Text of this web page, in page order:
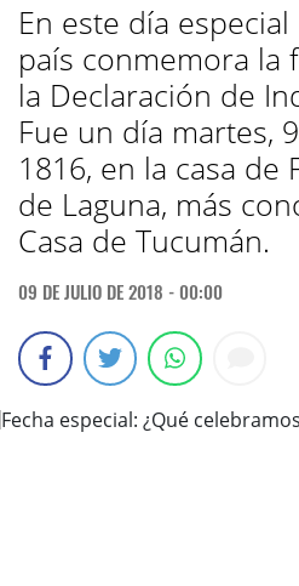
En este día
país conmemora la
la Declaración de
Fue un día martes,
1816, en la casa de
de Laguna, más
Casa de Tucumán.
09 DE JULIO DE 2018 - 00:00